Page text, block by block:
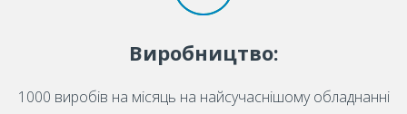
Виробництво:
1000 виробів на місяць на найсучаснішому обладнанні